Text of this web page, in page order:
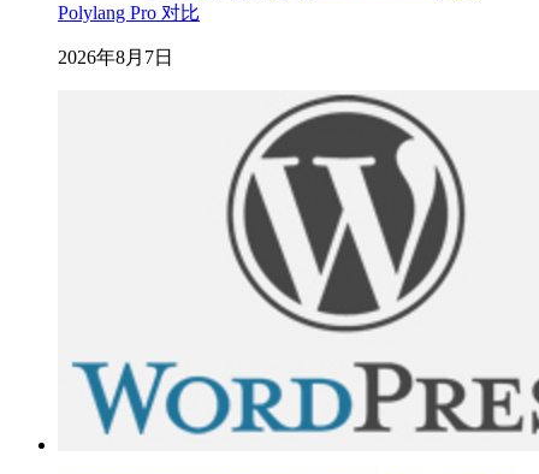
Polylang Pro 对比
2026年8月7日